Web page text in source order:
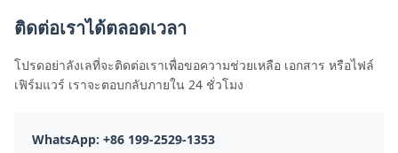
ติดต่อเราได้ตลอดเวลา
โปรดอย่าลังเลที่จะติดต่อเราเพื่อขอความช่วยเหลือ เอกสาร หรือไฟล์
เฟิร์มแวร์ เราจะตอบกลับภายใน 24 ชั่วโมง
WhatsApp: +86 199-2529-1353